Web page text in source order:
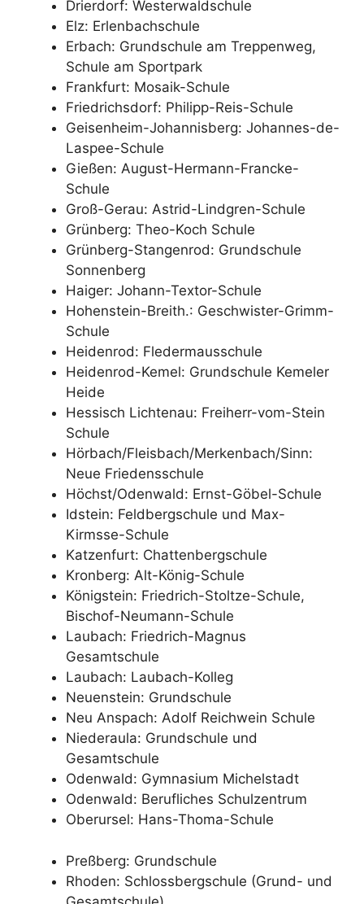
Drierdorf: Westerwaldschule
Elz: Erlenbachschule
Erbach: Grundschule am Treppenweg,
Schule am Sportpark
Frankfurt: Mosaik-Schule
Friedrichsdorf: Philipp-Reis-Schule
Geisenheim-Johannisberg: Johannes-de-
Laspee-Schule
Gießen: August-Hermann-Francke-
Schule
Groß-Gerau: Astrid-Lindgren-Schule
Grünberg: Theo-Koch Schule
Grünberg-Stangenrod: Grundschule
Sonnenberg
Haiger: Johann-Textor-Schule
Hohenstein-Breith.: Geschwister-Grimm-
Schule
Heidenrod: Fledermausschule
Heidenrod-Kemel: Grundschule Kemeler
Heide
Hessisch Lichtenau: Freiherr-vom-Stein
Schule
Hörbach/Fleisbach/Merkenbach/Sinn:
Neue Friedensschule
Höchst/Odenwald: Ernst-Göbel-Schule
Idstein: Feldbergschule und Max-
Kirmsse-Schule
Katzenfurt: Chattenbergschule
Kronberg: Alt-König-Schule
Königstein: Friedrich-Stoltze-Schule,
Bischof-Neumann-Schule
Laubach: Friedrich-Magnus
Gesamtschule
Laubach: Laubach-Kolleg
Neuenstein: Grundschule
Neu Anspach: Adolf Reichwein Schule
Niederaula: Grundschule und
Gesamtschule
Odenwald: Gymnasium Michelstadt
Odenwald: Berufliches Schulzentrum
Oberursel: Hans-Thoma-Schule
Preßberg: Grundschule
Rhoden: Schlossbergschule (Grund- und